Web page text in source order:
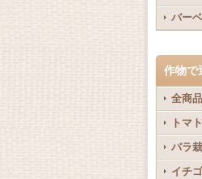
バー
作物で
全商
トマ
バラ
イチ